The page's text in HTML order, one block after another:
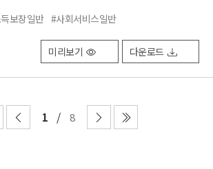
보장일반 #사회서비스일반
미리보기 다운로드
이
1 8
다
끝